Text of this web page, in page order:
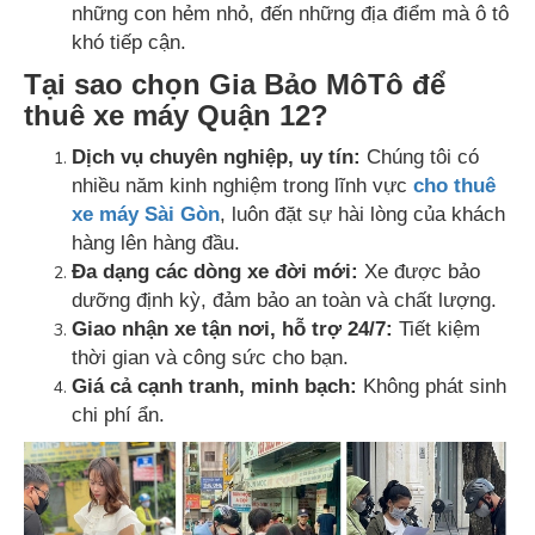
những con hẻm nhỏ, đến những địa điểm mà ô tô
khó tiếp cận.
Tại sao chọn Gia Bảo MôTô để
thuê xe máy Quận 12?
Dịch vụ chuyên nghiệp, uy tín: Chúng tôi có
nhiều năm kinh nghiệm trong lĩnh vực cho thuê
xe máy Sài Gòn, luôn đặt sự hài lòng của khách
hàng lên hàng đầu.
Đa dạng các dòng xe đời mới: Xe được bảo
dưỡng định kỳ, đảm bảo an toàn và chất lượng.
Giao nhận xe tận nơi, hỗ trợ 24/7: Tiết kiệm
thời gian và công sức cho bạn.
Giá cả cạnh tranh, minh bạch: Không phát sinh
chi phí ẩn.